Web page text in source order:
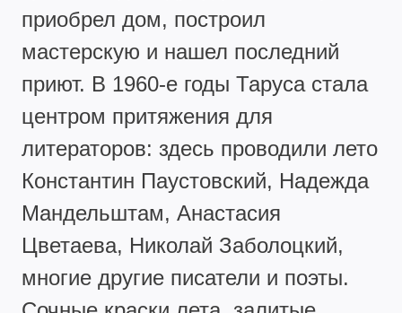
приобрел дом, построил
мастерскую и нашел последний
приют. В 1960-е годы Таруса стала
центром притяжения для
литераторов: здесь проводили лето
Константин Паустовский, Надежда
Мандельштам, Анастасия
Цветаева, Николай Заболоцкий,
многие другие писатели и поэты.